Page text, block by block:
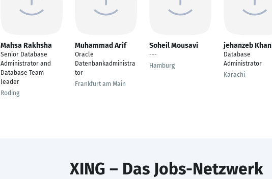
Mahsa Rakhsha
Senior Database
Administrator and
Database Team
leader
Roding
Muhammad Arif
Oracle
Datenbankadministra
tor
Frankfurt am Main
Soheil Mousavi
---
Hamburg
jehanzeb Khan
Database
Administrator
Karachi
XING – Das Jobs-Netzwerk